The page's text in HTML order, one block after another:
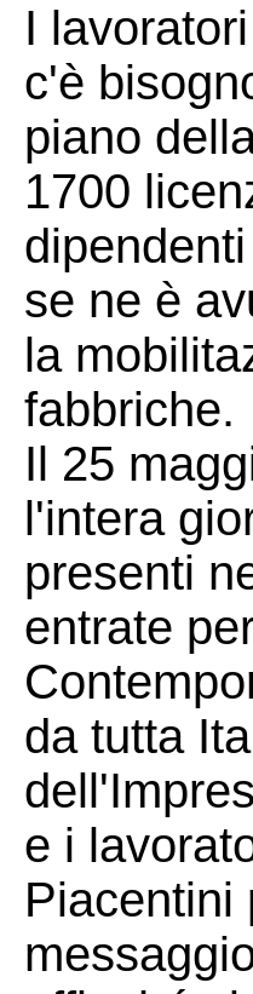
I
c'è
piano
1700
se ne è
la
fabbriche.
Il 25
l'intera
presenti
entrate
da tutta
e i
Piacentini